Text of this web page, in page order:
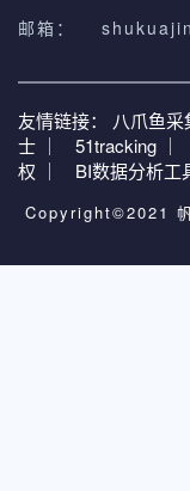
邮箱：
友情链接： 八爪鱼采
士 ｜
51tracking ｜
权 ｜
BI数据分析工
Copyright©2021 帆